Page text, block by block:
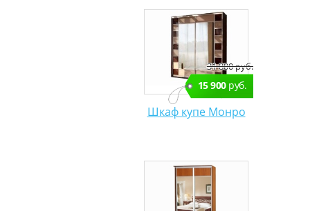
31 800 руб.
15 900руб.
Шкаф купе Монро